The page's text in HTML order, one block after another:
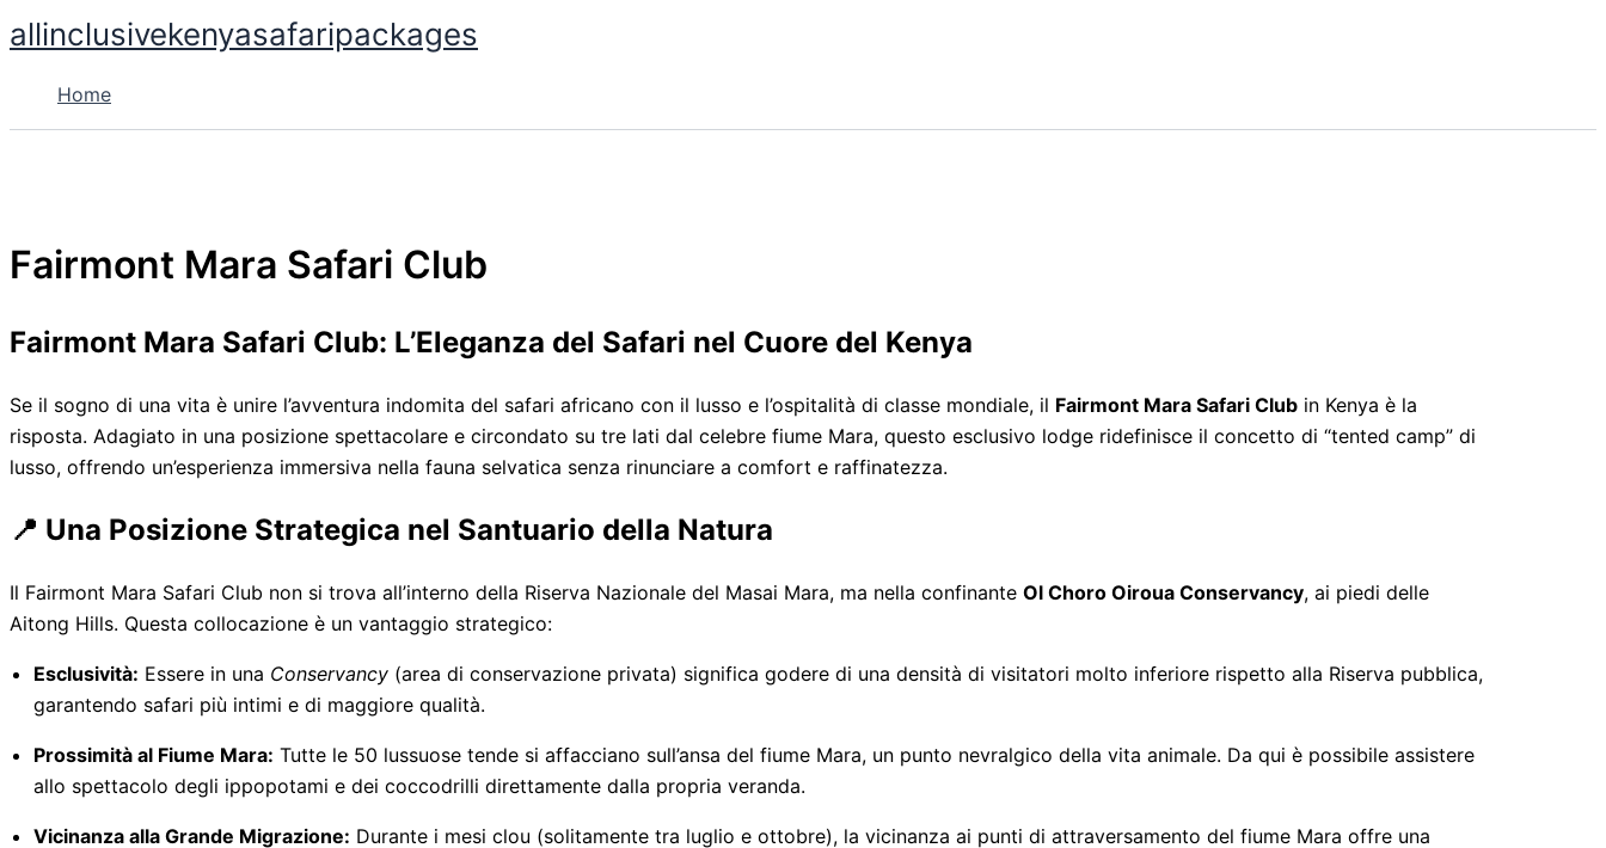
Skip
to
content
allinclusivekenyasafaripackages
Home
Fairmont Mara Safari Club
Fairmont Mara Safari Club: L’Eleganza del Safari nel Cuore del Kenya
Se il sogno di una vita è unire l’avventura indomita del safari africano con il lusso e l’ospitalità di classe mondiale, il Fairmont Mara Safari Club in Kenya è la
risposta. Adagiato in una posizione spettacolare e circondato su tre lati dal celebre fiume Mara, questo esclusivo lodge ridefinisce il concetto di “tented camp” di
lusso, offrendo un’esperienza immersiva nella fauna selvatica senza rinunciare a comfort e raffinatezza.
📍 Una Posizione Strategica nel Santuario della Natura
Il Fairmont Mara Safari Club non si trova all’interno della Riserva Nazionale del Masai Mara, ma nella confinante Ol Choro Oiroua Conservancy, ai piedi delle
Aitong Hills. Questa collocazione è un vantaggio strategico:
Esclusività: Essere in una Conservancy (area di conservazione privata) significa godere di una densità di visitatori molto inferiore rispetto alla Riserva pubblica,
garantendo safari più intimi e di maggiore qualità.
Prossimità al Fiume Mara: Tutte le 50 lussuose tende si affacciano sull’ansa del fiume Mara, un punto nevralgico della vita animale. Da qui è possibile assistere
allo spettacolo degli ippopotami e dei coccodrilli direttamente dalla propria veranda.
Vicinanza alla Grande Migrazione: Durante i mesi clou (solitamente tra luglio e ottobre), la vicinanza ai punti di attraversamento del fiume Mara offre una